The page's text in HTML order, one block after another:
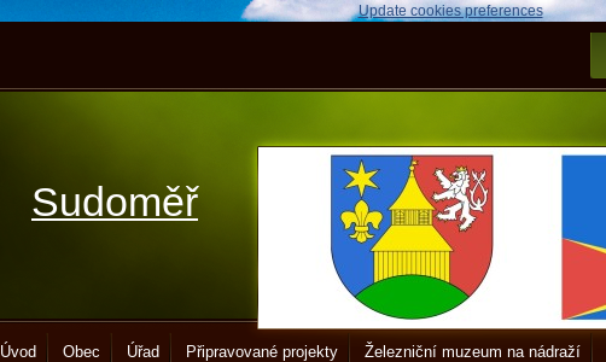
Update cookies preferences
Sudoměř
Úvod Obec Úřad Připravované projekty Železniční muzeum na nádraží